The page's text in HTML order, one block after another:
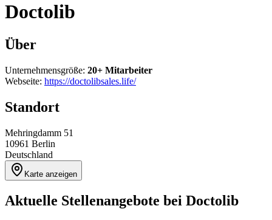
Doctolib
Über
Unternehmensgröße: 20+ Mitarbeiter
Webseite: https://doctolibsales.life/
Standort
Mehringdamm 51
10961 Berlin
Deutschland
Karte anzeigen
Aktuelle Stellenangebote bei Doctolib